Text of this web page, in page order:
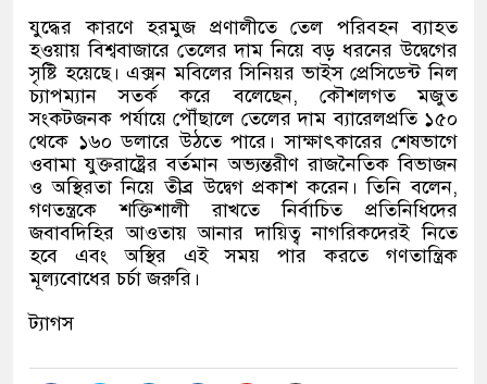
যুদ্ধের কারণে হরমুজ প্রণালীতে তেল পরিবহন ব্যাহত
হওয়ায় বিশ্ববাজারে তেলের দাম নিয়ে বড় ধরনের উদ্বেগের
সৃষ্টি হয়েছে। এক্সন মবিলের সিনিয়র ভাইস প্রেসিডেন্ট নিল
চ্যাপম্যান সতর্ক করে বলেছেন, কৌশলগত মজুত
সংকটজনক পর্যায়ে পৌঁছালে তেলের দাম ব্যারেলপ্রতি ১৫০
থেকে ১৬০ ডলারে উঠতে পারে। সাক্ষাৎকারের শেষভাগে
ওবামা যুক্তরাষ্ট্রের বর্তমান অভ্যন্তরীণ রাজনৈতিক বিভাজন
ও অস্থিরতা নিয়ে তীব্র উদ্বেগ প্রকাশ করেন। তিনি বলেন,
গণতন্ত্রকে শক্তিশালী রাখতে নির্বাচিত প্রতিনিধিদের
জবাবদিহির আওতায় আনার দায়িত্ব নাগরিকদেরই নিতে
হবে এবং অস্থির এই সময় পার করতে গণতান্ত্রিক
মূল্যবোধের চর্চা জরুরি।
ট্যাগস